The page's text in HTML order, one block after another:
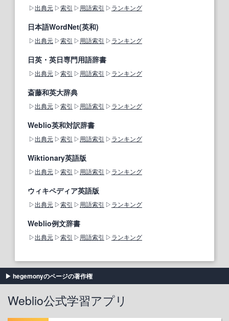
出典元 索引 用語索引 ランキング
日本語WordNet(英和)
出典元 索引 用語索引 ランキング
日英・英日専門用語辞書
出典元 索引 用語索引 ランキング
斎藤和英大辞典
出典元 索引 用語索引 ランキング
Weblio英和対訳辞書
出典元 索引 用語索引 ランキング
Wiktionary英語版
出典元 索引 用語索引 ランキング
ウィキペディア英語版
出典元 索引 用語索引 ランキング
Weblio例文辞書
出典元 索引 用語索引 ランキング
hegemonyのページの著作権
Weblio公式学習アプリ